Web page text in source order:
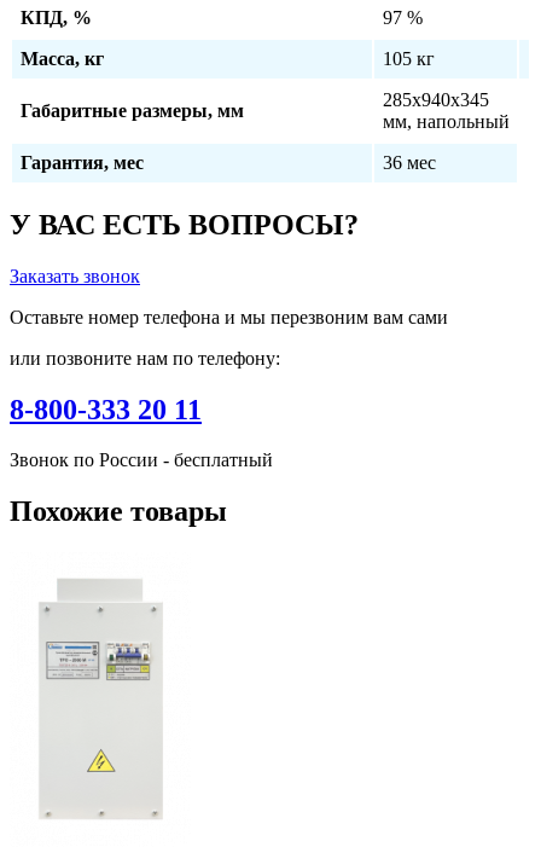
КПД, %
97 %
Масса, кг
105 кг
Габаритные размеры, мм
285х940х345
мм, напольный
Гарантия, мес
36 мес
У ВАС ЕСТЬ ВОПРОСЫ?
Заказать звонок
Оставьте номер телефона и мы перезвоним вам сами
или позвоните нам по телефону:
8-800-333 20 11
Звонок по России - бесплатный
Похожие товары